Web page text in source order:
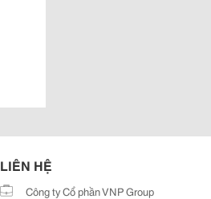
LIÊN HỆ
Công ty Cổ phần VNP Group